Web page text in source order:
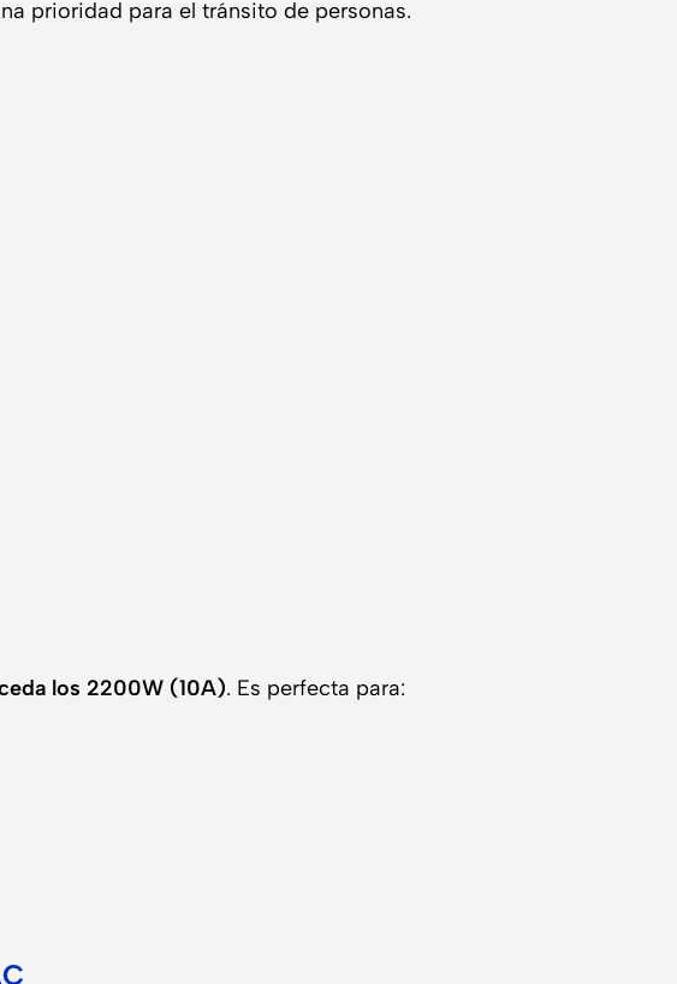
prioridad para el tránsito de personas.
los 2200W (10A). Es perfecta para: